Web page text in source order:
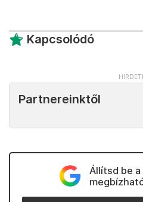
Kapcsolódó
Partnereinktől
Állítsd be